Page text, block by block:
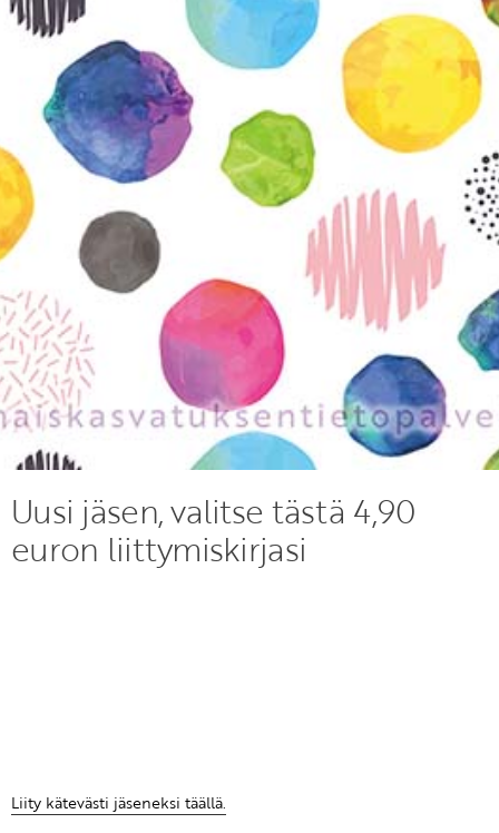
Uusi jäsen, valitse tästä 4,90
euron liittymiskirjasi
Liity kätevästi jäseneksi täällä.